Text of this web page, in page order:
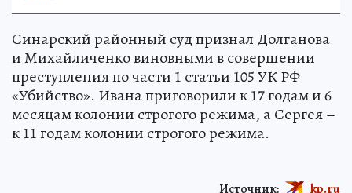
Синарский районный суд признал Долганова
и Михайличенко виновными в совершении
преступления по части 1 статьи 105 УК РФ
«Убийство». Ивана приговорили к 17 годам и 6
месяцам колонии строгого режима, а Сергея –
к 11 годам колонии строгого режима.
Источник: kp.ru